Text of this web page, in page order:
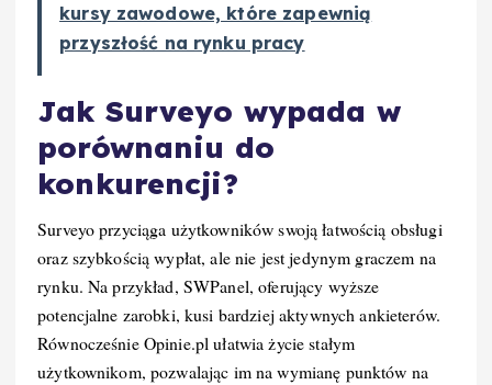
kursy zawodowe, które zapewnią
przyszłość na rynku pracy
Jak Surveyo wypada w
porównaniu do
konkurencji?
Surveyo przyciąga użytkowników swoją łatwością obsługi
oraz szybkością wypłat, ale nie jest jedynym graczem na
rynku. Na przykład, SWPanel, oferujący wyższe
potencjalne zarobki, kusi bardziej aktywnych ankieterów.
Równocześnie Opinie.pl ułatwia życie stałym
użytkownikom, pozwalając im na wymianę punktów na